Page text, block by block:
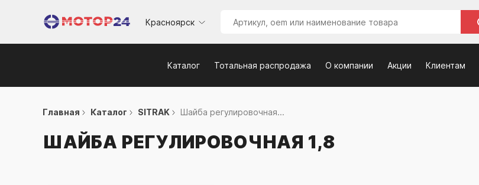
Красноярск
Каталог Тотальная распродажа О компании Акции Клиентам
Главная Каталог SITRAK Шайба регулировочная...
ШАЙБА РЕГУЛИРОВОЧНАЯ 1,8